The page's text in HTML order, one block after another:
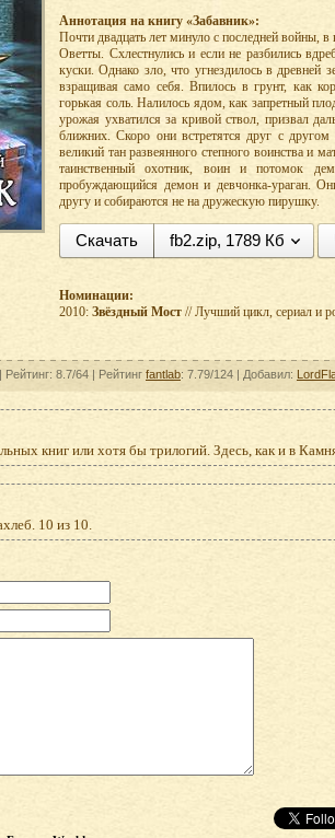
Аннотация на книгу «Забавник»:
Почти двадцать лет минуло с последней войны, в
Оветты. Схлестнулись и если не разбились
куски. Однако зло, что угнездилось в древней
взращивая само себя. Впилось в грунт, как
горькая соль. Налилось ядом, как запретный
урожая ухватился за кривой ствол, призвал
ближних. Скоро они встретятся друг с
великий тан развеянного степного воинства и
таинственный охотник, воин и потомок
пробуждающийся демон и девчонка-ураган.
другу и собираются не на дружескую пирушку.
Скачать fb2.zip, 1789 Кб
Номинации:
2010: Звёздный Мост // Лучший цикл, сериал и
Рейтинг: 8.7/64 | Рейтинг fantlab: 7.79/124 | Добавил:
книг или хотя бы трилогий. Здесь, как и в
10 из 10.